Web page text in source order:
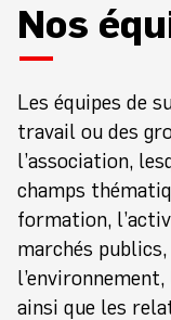
Nos
Les équipes de
travail ou des
l’association,
champs
formation,
marchés
ainsi que les